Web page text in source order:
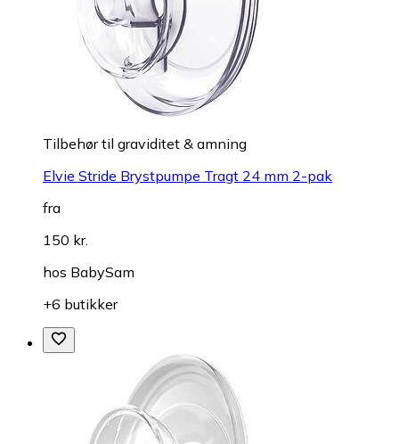
Tilbehør til graviditet & amning
Elvie Stride Brystpumpe Tragt 24 mm 2-pak
fra
150 kr.
hos BabySam
+6 butikker